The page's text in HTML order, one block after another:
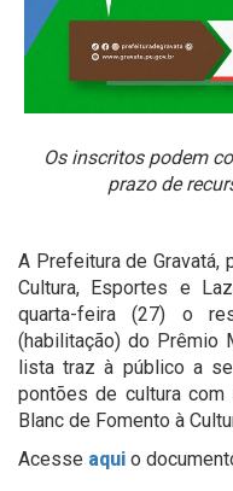
Os inscritos podem
prazo de
A Prefeitura de Gravatá,
Cultura, Esportes e
quarta-feira (27) o
(habilitação) do Prêmio
lista traz à público a
pontões de cultura
Blanc de Fomento à
Acesse aqui o